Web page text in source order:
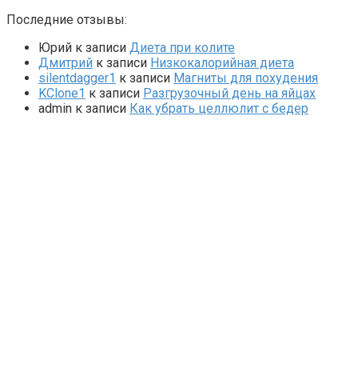
Последние отзывы:
Юрий к записи Диета при колите
Дмитрий к записи Низкокалорийная диета
silentdagger1 к записи Магниты для похудения
KClone1 к записи Разгрузочный день на яйцах
admin к записи Как убрать целлюлит с бедер